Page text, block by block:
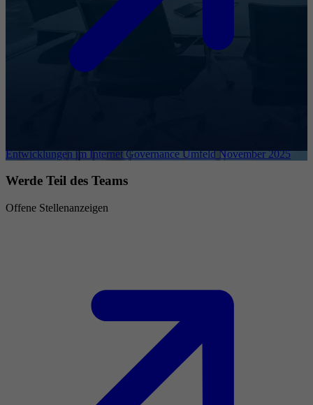
Entwicklungen im Internet Governance Umfeld November 2025
Werde Teil des Teams
Offene Stellenanzeigen